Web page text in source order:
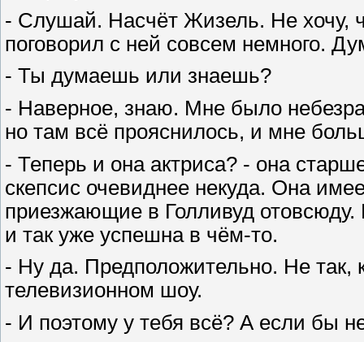
- Слушай. Насчёт Жизель. Не хочу,
поговорил с ней совсем немного.
- Ты думаешь или знаешь?
- Наверное, знаю. Мне было
но там всё прояснилось, и мне
- Теперь и она актриса? - она
скепсис очевиднее некуда. Она
приезжающие в Голливуд
и так уже успешна в чём-то.
- Ну да. Предположительно. Не так,
телевизионном шоу.
- И поэтому у тебя всё? А если бы